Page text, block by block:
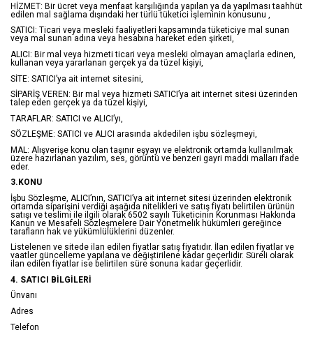
HİZMET: Bir ücret veya menfaat karşılığında yapılan ya da yapılması taahhüt
edilen mal sağlama dışındaki her türlü tüketici işleminin konusunu ,
SATICI: Ticari veya mesleki faaliyetleri kapsamında tüketiciye mal sunan
veya mal sunan adına veya hesabına hareket eden şirketi,
ALICI: Bir mal veya hizmeti ticari veya mesleki olmayan amaçlarla edinen,
kullanan veya yararlanan gerçek ya da tüzel kişiyi,
SİTE: SATICI’ya ait internet sitesini,
SİPARİŞ VEREN: Bir mal veya hizmeti SATICI’ya ait internet sitesi üzerinden
talep eden gerçek ya da tüzel kişiyi,
TARAFLAR: SATICI ve ALICI’yı,
SÖZLEŞME: SATICI ve ALICI arasında akdedilen işbu sözleşmeyi,
MAL: Alışverişe konu olan taşınır eşyayı ve elektronik ortamda kullanılmak
üzere hazırlanan yazılım, ses, görüntü ve benzeri gayri maddi malları ifade
eder.
3.KONU
İşbu Sözleşme, ALICI’nın, SATICI’ya ait internet sitesi üzerinden elektronik
ortamda siparişini verdiği aşağıda nitelikleri ve satış fiyatı belirtilen ürünün
satışı ve teslimi ile ilgili olarak 6502 sayılı Tüketicinin Korunması Hakkında
Kanun ve Mesafeli Sözleşmelere Dair Yönetmelik hükümleri gereğince
tarafların hak ve yükümlülüklerini düzenler.
Listelenen ve sitede ilan edilen fiyatlar satış fiyatıdır. İlan edilen fiyatlar ve
vaatler güncelleme yapılana ve değiştirilene kadar geçerlidir. Süreli olarak
ilan edilen fiyatlar ise belirtilen süre sonuna kadar geçerlidir.
4. SATICI BİLGİLERİ
Ünvanı
Adres
Telefon